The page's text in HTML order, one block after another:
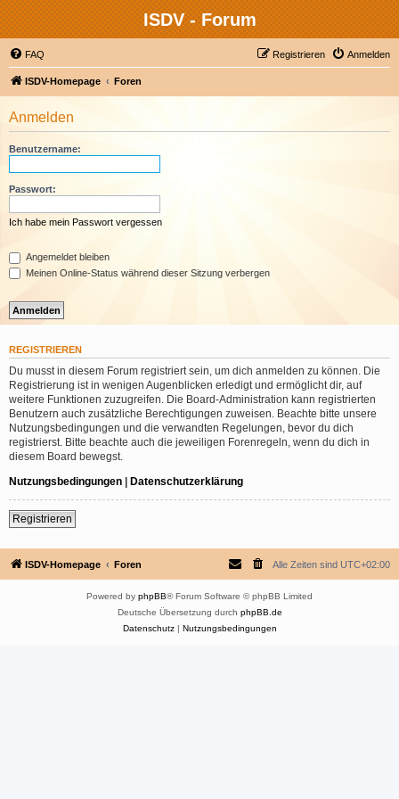
ISDV - Forum
FAQ Anmelden
Registrieren
ISDV-Homepage Foren
Anmelden
Benutzername:
Passwort:
Ich habe mein Passwort vergessen
Angemeldet bleiben
Meinen Online-Status während dieser Sitzung verbergen
REGISTRIEREN
Du musst in diesem Forum registriert sein, um dich anmelden zu können. Die
Registrierung ist in wenigen Augenblicken erledigt und ermöglicht dir, auf
weitere Funktionen zuzugreifen. Die Board-Administration kann registrierten
Benutzern auch zusätzliche Berechtigungen zuweisen. Beachte bitte unsere
Nutzungsbedingungen und die verwandten Regelungen, bevor du dich
registrierst. Bitte beachte auch die jeweiligen Forenregeln, wenn du dich in
diesem Board bewegst.
Nutzungsbedingungen | Datenschutzerklärung
Registrieren
ISDV-Homepage Foren Alle Zeiten sind UTC+02:00
Powered by phpBB® Forum Software © phpBB Limited
Deutsche Übersetzung durch phpBB.de
Datenschutz| Nutzungsbedingungen